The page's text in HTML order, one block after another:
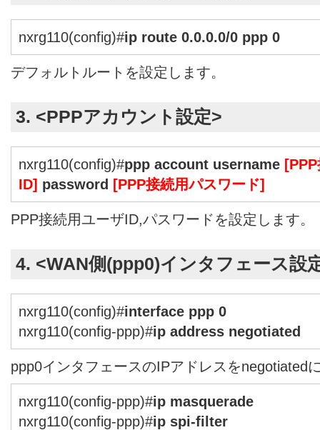
nxrg110(config)#ip route 0.0.0.0/0 ppp 0
デフォルトルートを設定します。
3. <PPPアカウント設定>
nxrg110(config)#ppp account username
ID] password [PPP接続用パスワード]
PPP接続用ユーザID,パスワードを設定します。
4. <WAN側(ppp0)インタフェース設
nxrg110(config)#interface ppp 0
nxrg110(config-ppp)#ip address negotiated
ppp0インタフェースのIPアドレスをnegotiated
nxrg110(config-ppp)#ip masquerade
nxrg110(config-ppp)#ip spi-filter